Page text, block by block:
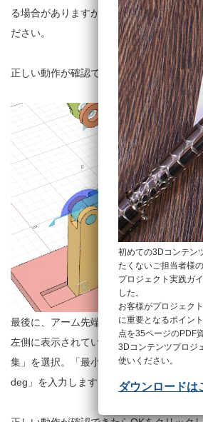
る場合がありますが、その時は干渉しない
ださい。
正しい動作が確認できたらOKをクリック
最後に、アーム先端のジョイントを編集し
左側に表示されているジョイントから「ジ
集」を選択。「最小値」に「0 deg」を入
deg」を入力します。
初めての3Dコンテン
たくないご担当者様
プロジェクト実践ガ
した。
お客様がプロジェク
に重要となるポイン
点を35ページのPDF
3Dコンテンツプロジ
使いください。
ダウンロードは